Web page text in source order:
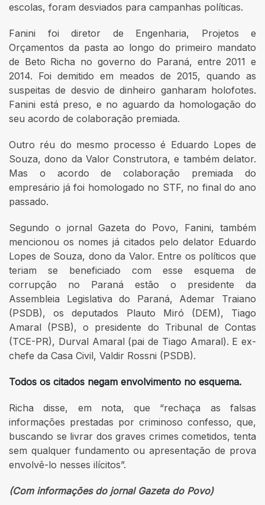
escolas, foram desviados para campanhas políticas.
Fanini foi diretor de Engenharia, Projetos e
Orçamentos da pasta ao longo do primeiro mandato
de Beto Richa no governo do Paraná, entre 2011 e
2014. Foi demitido em meados de 2015, quando as
suspeitas de desvio de dinheiro ganharam holofotes.
Fanini está preso, e no aguardo da homologação do
seu acordo de colaboração premiada.
Outro réu do mesmo processo é Eduardo Lopes de
Souza, dono da Valor Construtora, e também delator.
Mas o acordo de colaboração premiada do
empresário já foi homologado no STF, no final do ano
passado.
Segundo o jornal Gazeta do Povo, Fanini, também
mencionou os nomes já citados pelo delator Eduardo
Lopes de Souza, dono da Valor. Entre os políticos que
teriam se beneficiado com esse esquema de
corrupção no Paraná estão o presidente da
Assembleia Legislativa do Paraná, Ademar Traiano
(PSDB), os deputados Plauto Miró (DEM), Tiago
Amaral (PSB), o presidente do Tribunal de Contas
(TCE-PR), Durval Amaral (pai de Tiago Amaral). E ex-
chefe da Casa Civil, Valdir Rossni (PSDB).
Todos os citados negam envolvimento no esquema.
Richa disse, em nota, que “rechaça as falsas
informações prestadas por criminoso confesso, que,
buscando se livrar dos graves crimes cometidos, tenta
sem qualquer fundamento ou apresentação de prova
envolvê-lo nesses ilícitos”.
(Com informações do jornal Gazeta do Povo)